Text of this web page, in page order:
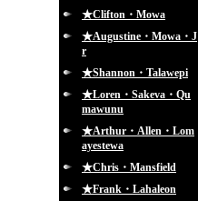
★Clifton・Mowa
★Augustine・Mowa・J
r
★Shannon・Talawepi
★Loren・Sakeva・Qu
mawunu
★Arthur・Allen・Lom
ayestewa
★Chris・Mansfield
★Frank・Lahaleon